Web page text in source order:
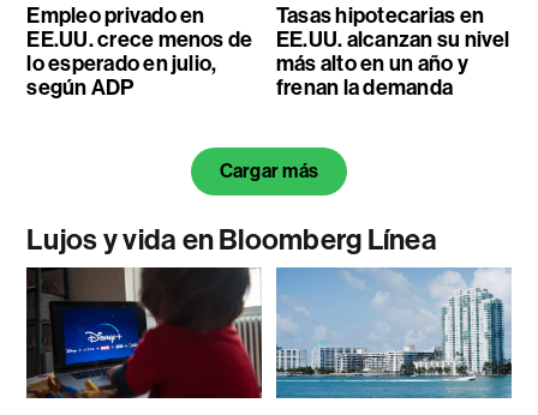
Empleo privado en
EE.UU. crece menos de
lo esperado en julio,
según ADP
Tasas hipotecarias en
EE.UU. alcanzan su nivel
más alto en un año y
frenan la demanda
Cargar más
Lujos y vida en Bloomberg Línea